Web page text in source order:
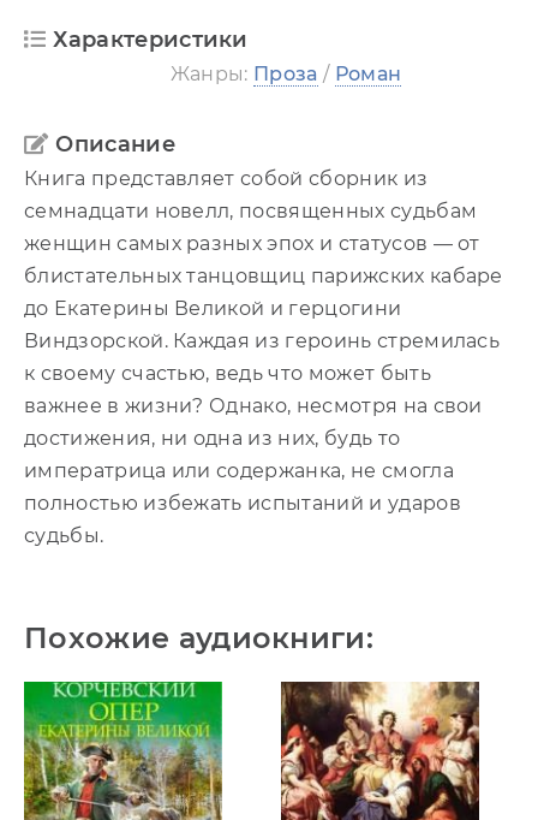
По прихоти судьбы. Новеллы о женских судьбах_4
По прихоти судьбы. Новеллы о женских судьбах_5
По прихоти судьбы. Новеллы о женских судьбах_6
Характеристики
Жанры: Проза / Роман
Описание
Книга представляет собой сборник из
семнадцати новелл, посвященных судьбам
женщин самых разных эпох и статусов — от
блистательных танцовщиц парижских кабаре
до Екатерины Великой и герцогини
Виндзорской. Каждая из героинь стремилась
к своему счастью, ведь что может быть
важнее в жизни? Однако, несмотря на свои
достижения, ни одна из них, будь то
императрица или содержанка, не смогла
полностью избежать испытаний и ударов
судьбы.
Похожие аудиокниги: